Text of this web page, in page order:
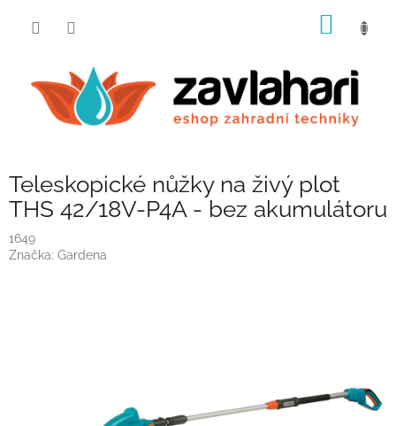
Teleskopické nůžky na živý plot
THS 42/18V-P4A - bez akumulátoru
1649
Značka: Gardena